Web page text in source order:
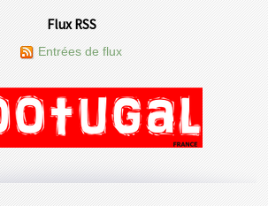
Flux RSS
Entrées de flux